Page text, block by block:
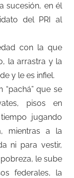
sucesión, en él
del PRI al
con la que
la arrastra y la
y le es infiel.
“pachá” que se
pisos en
jugando
mientras a la
ni para vestir,
le sube
federales, la